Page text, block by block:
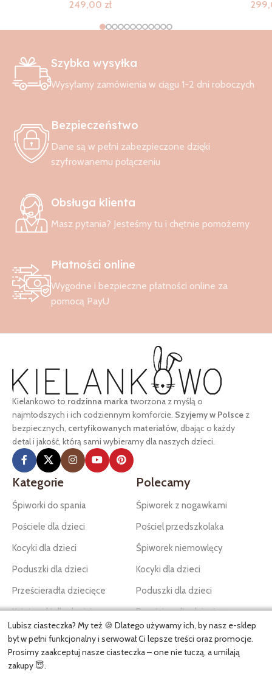
249,00 zł
Szybka wysyłka
Wysyłamy zamówienia w ciągu 1-2 dni roboczych
Bezpieczeństwo
Dane są w pełni zabezpieczone dzięki
szyfrowanemu połączeniu
Obsługa klienta
Masz pytania? Jesteśmy tu i chętnie pomożemy
Płatności online
Wygodne i bezpieczne płatności online za
pomocą PayU
Kielankowo to rodzinna markatworzona z myślą o
najmłodszych i ich codziennym komforcie. Szyjemy w Polsce z
bezpiecznych, certyfikowanych materiałów, dbając o każdy
detal i jakość, którą sami wybieramy dla naszych dzieci.
Kategorie
Śpiworki do spania
Pościele dla dzieci
Kocyki dla dzieci
Poduszki dla dzieci
Prześcieradła dziecięce
Książeczki dla dzeici
Czapki dla dzieci
Polecamy
Śpiworek z nogawkami
Pościel przedszkolaka
Śpiworek niemowlęcy
Kocyki dla dzieci
Poduszki dla dzieci
Prześcieradła dziecięce
Akcesoria
Przydatne linki
Newsletter - nowości i
Lubisz ciasteczka? My też 🍪 Dlatego używamy ich, by nasz e-sklep
był w pełni funkcjonalny i serwował Ci lepsze treści oraz promocje.
Prosimy zaakceptuj nasze ciasteczka – one nie tuczą, a umilają
zakupy 😇.